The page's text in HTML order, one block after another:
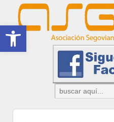
Abrir barra de herramientas